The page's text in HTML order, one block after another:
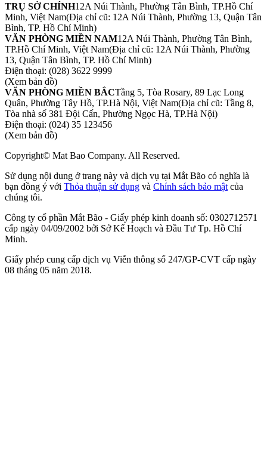
TRỤ SỞ CHÍNH12A Núi Thành, Phường Tân Bình, TP.Hồ Chí
Minh, Việt Nam(Địa chỉ cũ: 12A Núi Thành, Phường 13, Quận Tân
Bình, TP. Hồ Chí Minh)
VĂN PHÒNG MIỀN NAM12A Núi Thành, Phường Tân Bình,
TP.Hồ Chí Minh, Việt Nam(Địa chỉ cũ: 12A Núi Thành, Phường
13, Quận Tân Bình, TP. Hồ Chí Minh)
Điện thoại: (028) 3622 9999
(Xem bản đồ)
VĂN PHÒNG MIỀN BẮCTầng 5, Tòa Rosary, 89 Lạc Long
Quân, Phường Tây Hồ, TP.Hà Nội, Việt Nam(Địa chỉ cũ: Tầng 8,
Tòa nhà số 381 Đội Cấn, Phường Ngọc Hà, TP.Hà Nội)
Điện thoại: (024) 35 123456
(Xem bản đồ)
Copyright© Mat Bao Company. All Reserved.
Sử dụng nội dung ở trang này và dịch vụ tại Mắt Bão có nghĩa là
bạn đồng ý với Thỏa thuận sử dụng và Chính sách bảo mật của
chúng tôi.
Công ty cổ phần Mắt Bão - Giấy phép kinh doanh số: 0302712571
cấp ngày 04/09/2002 bởi Sở Kế Hoạch và Đầu Tư Tp. Hồ Chí
Minh.
Giấy phép cung cấp dịch vụ Viễn thông số 247/GP-CVT cấp ngày
08 tháng 05 năm 2018.